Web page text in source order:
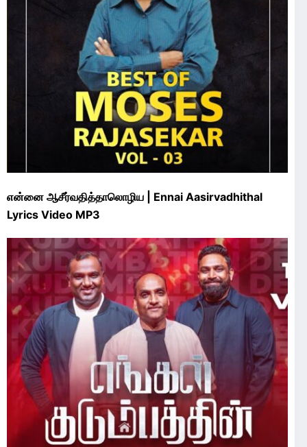
என்னை ஆசீர்வதித்தாலொழிய | Ennai Aasirvadhithal
Lyrics Video MP3